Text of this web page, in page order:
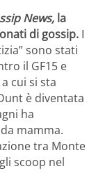
News, la
di gossip. I
sono stati
il GF15 e
cui si sta
è diventata
ha
mamma.
tra Monte
scoop nel